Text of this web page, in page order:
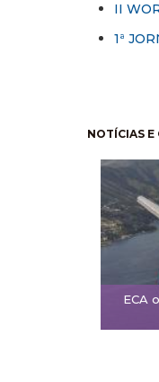
II
1ª
NOTÍCIAS
ECA